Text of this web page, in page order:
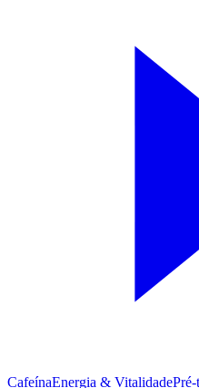
CafeínaEnergia & Vitalidade